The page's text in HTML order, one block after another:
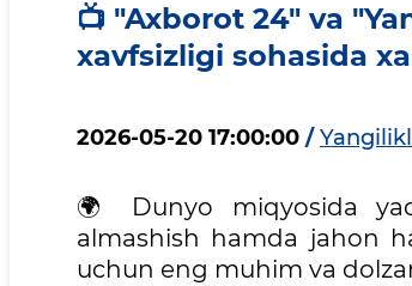
📺 "Axborot 24" va
xavfsizligi sohasida
2026-05-20 17:00:00 /
🌍 Dunyo miqyosida
almashish hamda jahon
uchun eng muhim va